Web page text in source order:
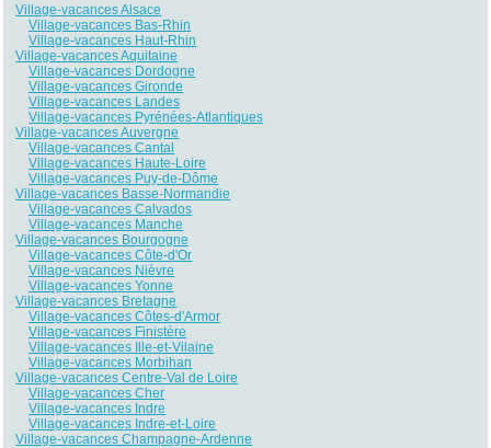
Village-vacances Alsace
Village-vacances Bas-Rhin
Village-vacances Haut-Rhin
Village-vacances Aquitaine
Village-vacances Dordogne
Village-vacances Gironde
Village-vacances Landes
Village-vacances Pyrénées-Atlantiques
Village-vacances Auvergne
Village-vacances Cantal
Village-vacances Haute-Loire
Village-vacances Puy-de-Dôme
Village-vacances Basse-Normandie
Village-vacances Calvados
Village-vacances Manche
Village-vacances Bourgogne
Village-vacances Côte-d'Or
Village-vacances Nièvre
Village-vacances Yonne
Village-vacances Bretagne
Village-vacances Côtes-d'Armor
Village-vacances Finistère
Village-vacances Ille-et-Vilaine
Village-vacances Morbihan
Village-vacances Centre-Val de Loire
Village-vacances Cher
Village-vacances Indre
Village-vacances Indre-et-Loire
Village-vacances Champagne-Ardenne